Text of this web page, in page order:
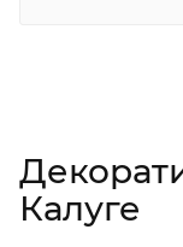
Калуге